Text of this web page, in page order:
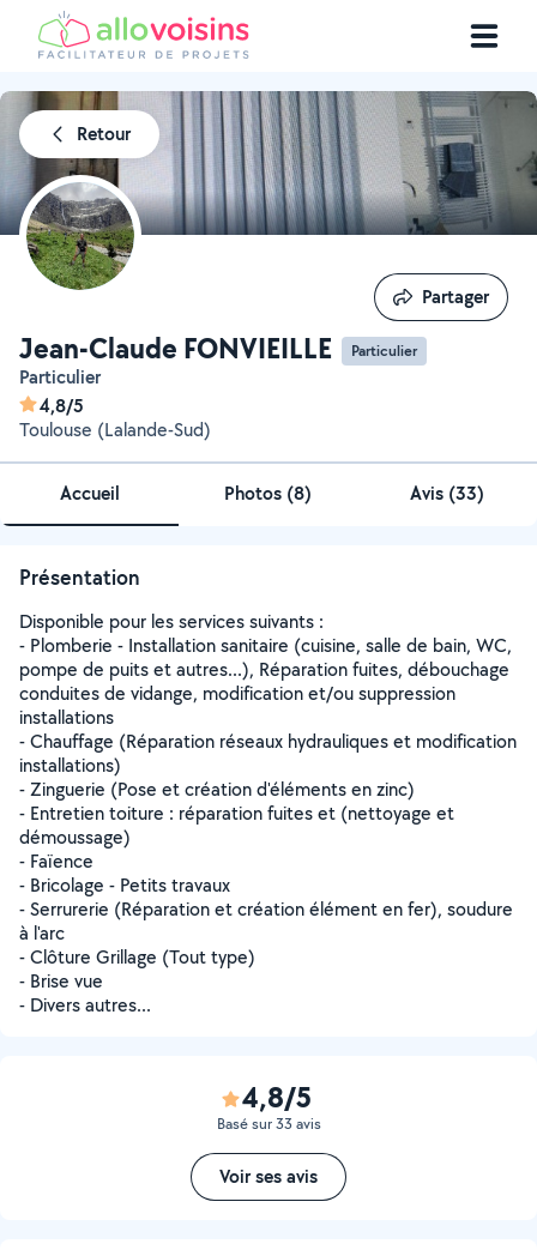
Retour
Jean-Claude FONVIEILLE Particulier
Particulier
4,8/5
Toulouse (Lalande-Sud)
Partager
Partager
Accueil Photos (8) Avis (33)
Présentation
Disponible pour les services suivants :
- Plomberie - Installation sanitaire (cuisine, salle de bain, WC,
pompe de puits et autres...), Réparation fuites, débouchage
conduites de vidange, modification et/ou suppression
installations
- Chauffage (Réparation réseaux hydrauliques et modification
installations)
- Zinguerie (Pose et création d'éléments en zinc)
- Entretien toiture : réparation fuites et (nettoyage et
démoussage)
- Faïence
- Bricolage - Petits travaux
- Serrurerie (Réparation et création élément en fer), soudure
à l'arc
- Clôture Grillage (Tout type)
- Brise vue
- Divers autres...
4,8/5
Basé sur 33 avis
Voir ses avis